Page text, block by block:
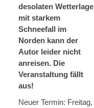
desolaten Wetterlage
mit starkem
Schneefall im
Norden kann der
Autor leider nicht
anreisen. Die
Veranstaltung fällt
aus!
Neuer Termin: Freitag,